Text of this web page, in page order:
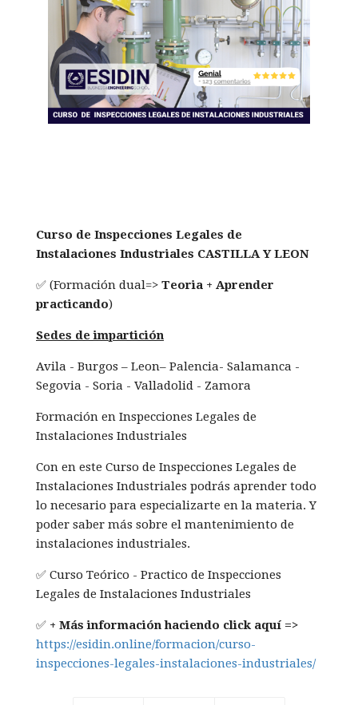
Curso de Inspecciones Legales de
Instalaciones Industriales CASTILLA Y LEON
✅ (Formación dual=> Teoria + Aprender
practicando)
Sedes de impartición
Avila - Burgos – Leon– Palencia- Salamanca -
Segovia - Soria - Valladolid - Zamora
Formación en Inspecciones Legales de
Instalaciones Industriales
Con en este Curso de Inspecciones Legales de
Instalaciones Industriales podrás aprender todo
lo necesario para especializarte en la materia. Y
poder saber más sobre el mantenimiento de
instalaciones industriales.
✅ Curso Teórico - Practico de Inspecciones
Legales de Instalaciones Industriales
✅ + Más información haciendo click aquí =>
https://esidin.online/formacion/curso-
inspecciones-legales-instalaciones-industriales/